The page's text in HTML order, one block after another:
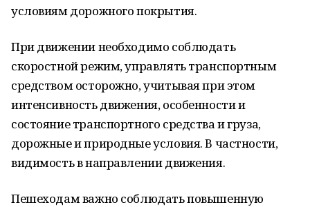
условиям дорожного покрытия.
При движении необходимо соблюдать
скоростной режим, управлять транспортным
средством осторожно, учитывая при этом
интенсивность движения, особенности и
состояние транспортного средства и груза,
дорожные и природные условия. В частности,
видимость в направлении движения.
Пешеходам важно соблюдать повышенную